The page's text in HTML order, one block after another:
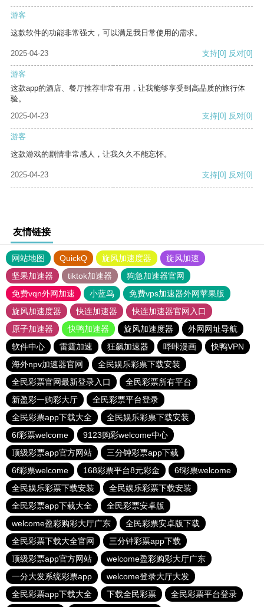
游客
这款软件的功能非常强大，可以满足我日常使用的需求。
2025-04-23 支持[0] 反对[0]
游客
这款app的酒店、餐厅推荐非常有用，让我能够享受到高品质的旅行体
验。
2025-04-23
支持[0] 反对[0]
游客
这款游戏的剧情非常感人，让我久久不能忘怀。
2025-04-23 支持[0] 反对[0]
友情链接
网站地图 QuickQ 旋风加速度器
旋风加速
坚果加速器
tiktok加速器
狗急加速器官网
免费vqn外网加速
小蓝鸟
免费vps加速器外网苹果版
旋风加速度器
快连加速器
快连加速器官网入口
原子加速器
快鸭加速器 旋风加速度器
外网网址导航
软件中心
雷霆加速 狂飙加速器 哔咔漫画
快鸭VPN
海外npv加速器官网
全民娱乐彩票下载安装
全民彩票官网最新登录入口
全民彩票所有平台
新盈彩一购彩大厅
全民彩票平台登录
全民彩票app下载大全
全民娱乐彩票下载安装
6f彩票welcome
9123购彩welcome中心
顶级彩票app官方网站
三分钟彩票app下载
6f彩票welcome
168彩票平台8元彩金
6f彩票welcome
全民娱乐彩票下载安装
全民娱乐彩票下载安装
全民彩票app下载大全
全民彩票安卓版
welcome盈彩购彩大厅广东
全民彩票安卓版下载
全民彩票下载大全官网
三分钟彩票app下载
顶级彩票app官方网站
welcome盈彩购彩大厅广东
一分大发系统彩票app
welcome登录大厅大发
全民彩票app下载大全
下载全民彩票 全民彩票平台登录